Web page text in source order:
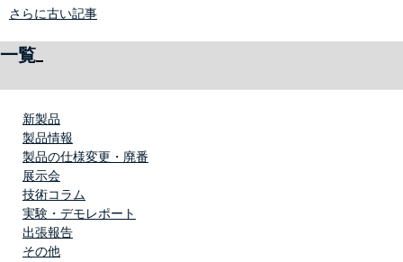
さらに古い記事
一覧
新製品
製品情報
製品の仕様変更・廃番
展示会
技術コラム
実験・デモレポート
出張報告
その他